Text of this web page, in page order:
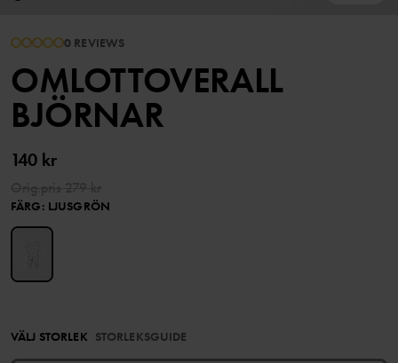
0 REVIEWS
OMLOTTOVERALL
BJÖRNAR
140 kr
FÄRG: LJUSGRÖN
VÄLJ STORLEK STORLEKSGUIDE